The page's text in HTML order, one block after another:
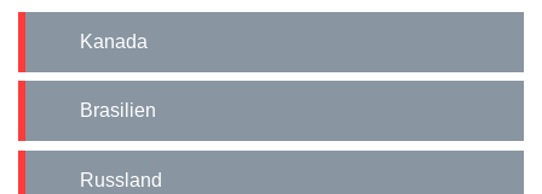
Kanada
Brasilien
Russland